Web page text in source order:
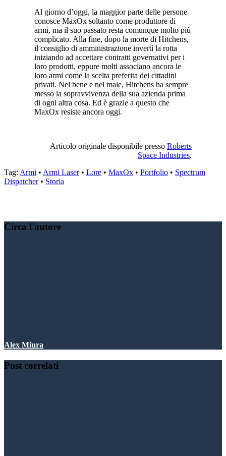
Al giorno d’oggi, la maggior parte delle persone
conosce MaxOx soltanto come produttore di
armi, ma il suo passato resta comunque molto più
complicato. Alla fine, dopo la morte di Hitchens,
il consiglio di amministrazione invertì la rotta
iniziando ad accettare contratti governativi per i
loro prodotti, eppure molti associano ancora le
loro armi come la scelta preferita dei cittadini
privati. Nel bene e nel male, Hitchens ha sempre
messo la sopravvivenza della sua azienda prima
di ogni altra cosa. Ed è grazie a questo che
MaxOx resiste ancora oggi.
Articolo originale disponibile presso Roberts
Space Industries.
Tag: Armi • Armi Laser• Lore • MaxOx • Portfolio • Spectrum
Dispatcher• Storia
Circa l'autore
Alex Miura
Post correlati